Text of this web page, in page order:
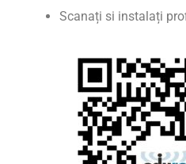
Scanați si instalați